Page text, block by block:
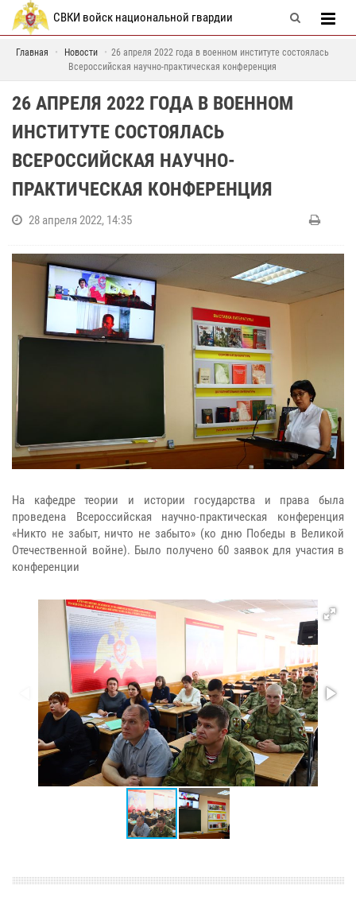
СВКИ войск национальной гвардии
Главная Новости
26 апреля 2022 года в военном институте состоялась
Всероссийская научно-практическая конференция
26 АПРЕЛЯ 2022 ГОДА В ВОЕННОМ
ИНСТИТУТЕ СОСТОЯЛАСЬ
ВСЕРОССИЙСКАЯ НАУЧНО-
ПРАКТИЧЕСКАЯ КОНФЕРЕНЦИЯ
28 апреля 2022, 14:35
На кафедре теории и истории государства и права была
проведена Всероссийская научно-практическая конференция
«Никто не забыт, ничто не забыто» (ко дню Победы в Великой
Отечественной войне). Было получено 60 заявок для участия в
конференции